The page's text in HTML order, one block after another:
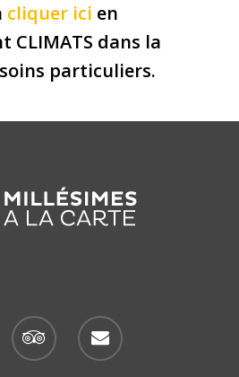
cliquer ici en
CLIMATS dans la
particuliers.